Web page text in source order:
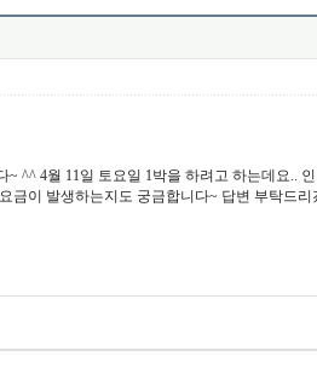
~ ^^ 4월 11일 토요일 1박을 하려고 하는데요..
금이 발생하는지도 궁금합니다~ 답변 부탁드